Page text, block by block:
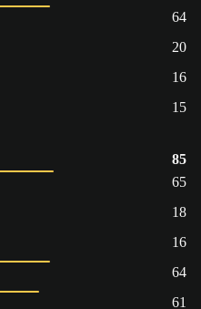
64
20
16
15
85
65
18
16
64
61